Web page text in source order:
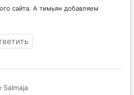
сайта. А тимьян добавляем
Salmaja